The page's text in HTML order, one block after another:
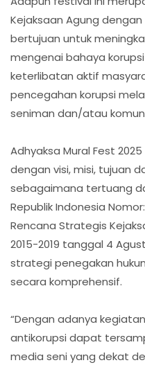
Kejaksaan Agung
bertujuan untuk
mengenai bahaya
keterlibatan aktif
pencegahan korupsi
seniman dan/atau
Adhyaksa Mural Fest
dengan visi, misi, tujuan
sebagaimana tertuang
Republik Indonesia
Rencana Strategis
2015-2019 tanggal 4
strategi penegakan
secara komprehensif.
“Dengan adanya
antikorupsi dapat
media seni yang dekat